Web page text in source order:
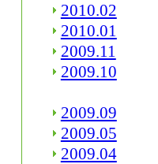
2010.02
2010.01
2009.11
2009.10
2009.09
2009.05
2009.04